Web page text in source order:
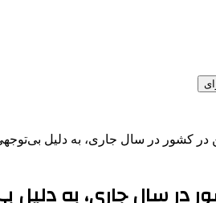
کشور در سال جاری، به دلیل
در سال جاری، به